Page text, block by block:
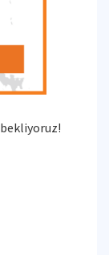
bekliyoruz!